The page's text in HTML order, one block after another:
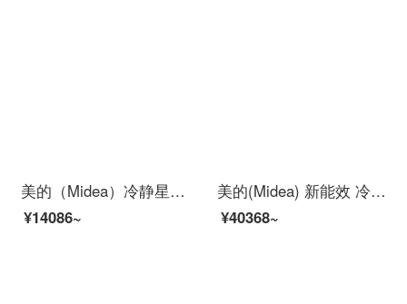
美的（Midea）冷静星新能效 智弧 手机智能变频冷暖卧室壁挂式空调挂机大1匹/1.5匹/2匹防直吹 新能效大1匹26PC401(5)
¥14086~
美的(Midea) 新能效 冷静星二代 智能家电变频冷暖客厅商用2匹壁挂式空调挂机KFR-50GW/BP2DN8Y-PC400(3)
¥40368~